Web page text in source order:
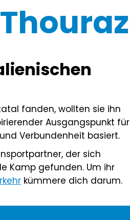
fanden, wollten sie ihn
Ausgangspunkt für
Verbundenheit basiert.
der sich
Kamp gefunden. Um ihr
kümmere dich darum.